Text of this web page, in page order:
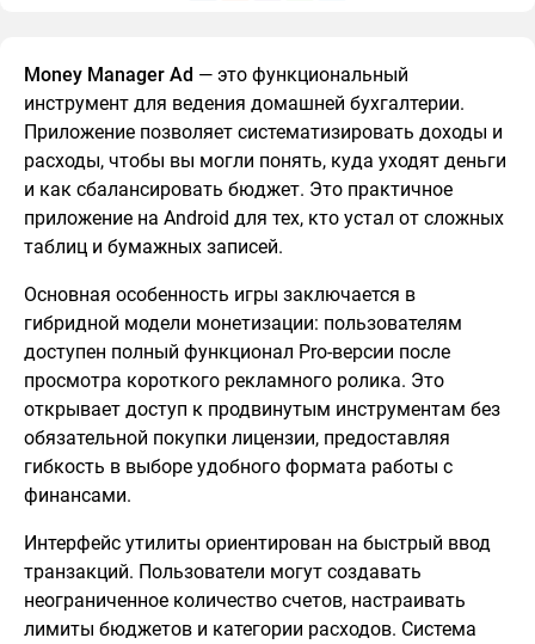
Money Manager Ad — это функциональный
инструмент для ведения домашней бухгалтерии.
Приложение позволяет систематизировать доходы и
расходы, чтобы вы могли понять, куда уходят деньги
и как сбалансировать бюджет. Это практичное
приложение на Android для тех, кто устал от сложных
таблиц и бумажных записей.
Основная особенность игры заключается в
гибридной модели монетизации: пользователям
доступен полный функционал Pro-версии после
просмотра короткого рекламного ролика. Это
открывает доступ к продвинутым инструментам без
обязательной покупки лицензии, предоставляя
гибкость в выборе удобного формата работы с
финансами.
Интерфейс утилиты ориентирован на быстрый ввод
транзакций. Пользователи могут создавать
неограниченное количество счетов, настраивать
лимиты бюджетов и категории расходов. Система